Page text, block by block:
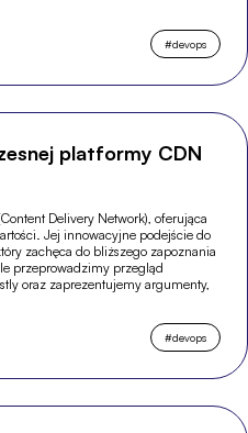
#devops
platformy CDN
Delivery Network), oferująca
Jej innowacyjne podejście do
zachęca do bliższego zapoznania
przeprowadzimy przegląd
oraz zaprezentujemy argumenty,
#devops